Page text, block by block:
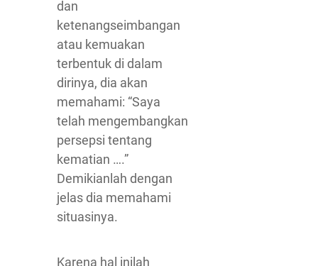
dan
ketenangseimbangan
atau kemuakan
terbentuk di dalam
dirinya, dia akan
memahami: “Saya
telah mengembangkan
persepsi tentang
kematian ….”
Demikianlah dengan
jelas dia memahami
situasinya.
Karena hal inilah